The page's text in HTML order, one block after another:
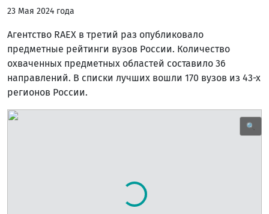
23 Мая 2024 года
Агентство RAEX в третий раз опубликовало
предметные рейтинги вузов России. Количество
охваченных предметных областей составило 36
направлений. В списки лучших вошли 170 вузов из 43-х
регионов России.
🔍